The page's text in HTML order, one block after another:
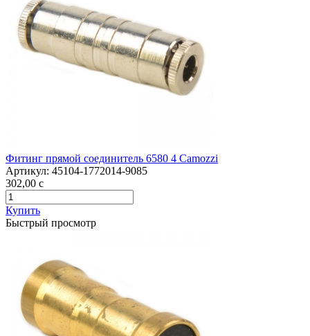
Фитинг прямой соединитель 6580 4 Camozzi
Артикул: 45104-1772014-9085
302,00 c
Купить
Быстрый просмотр